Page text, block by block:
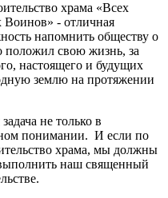
храма «Всех
Воинов» - отличная
напомнить обществу о
положил свою жизнь, за
настоящего и будущих
землю на протяжении
не только в
понимании. И если по
храма, мы должны
наш священный